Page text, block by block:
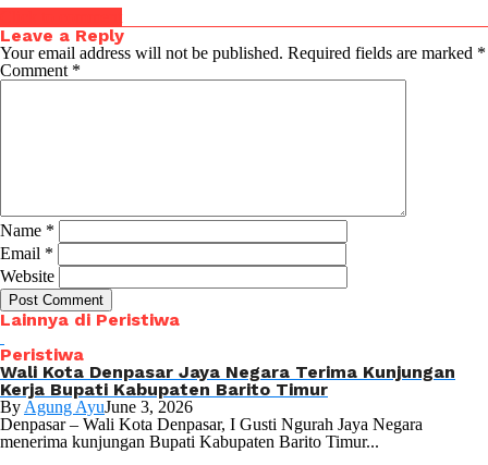
Leave a Reply
Your email address will not be published. Required fields are marked *
Comment *
Name *
Email *
Website
Lainnya di Peristiwa
Peristiwa
Wali Kota Denpasar Jaya Negara Terima Kunjungan
Kerja Bupati Kabupaten Barito Timur
By Agung AyuJune 3, 2026
Denpasar – Wali Kota Denpasar, I Gusti Ngurah Jaya Negara
menerima kunjungan Bupati Kabupaten Barito Timur...